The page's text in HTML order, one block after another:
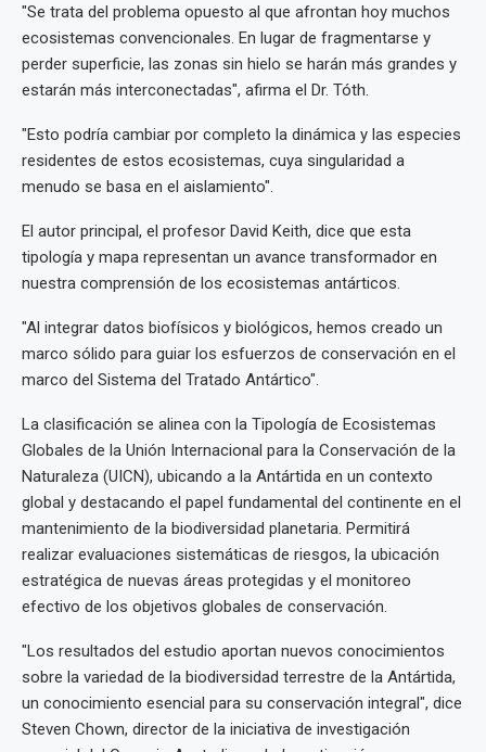
"Se trata del problema opuesto al que afrontan hoy muchos
ecosistemas convencionales. En lugar de fragmentarse y
perder superficie, las zonas sin hielo se harán más grandes y
estarán más interconectadas", afirma el Dr. Tóth.
"Esto podría cambiar por completo la dinámica y las especies
residentes de estos ecosistemas, cuya singularidad a
menudo se basa en el aislamiento".
El autor principal, el profesor David Keith, dice que esta
tipología y mapa representan un avance transformador en
nuestra comprensión de los ecosistemas antárticos.
"Al integrar datos biofísicos y biológicos, hemos creado un
marco sólido para guiar los esfuerzos de conservación en el
marco del Sistema del Tratado Antártico".
La clasificación se alinea con la Tipología de Ecosistemas
Globales de la Unión Internacional para la Conservación de la
Naturaleza (UICN), ubicando a la Antártida en un contexto
global y destacando el papel fundamental del continente en el
mantenimiento de la biodiversidad planetaria. Permitirá
realizar evaluaciones sistemáticas de riesgos, la ubicación
estratégica de nuevas áreas protegidas y el monitoreo
efectivo de los objetivos globales de conservación.
"Los resultados del estudio aportan nuevos conocimientos
sobre la variedad de la biodiversidad terrestre de la Antártida,
un conocimiento esencial para su conservación integral", dice
Steven Chown, director de la iniciativa de investigación